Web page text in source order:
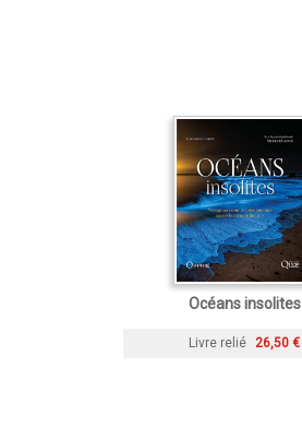
Océans insolites
Livre relié 26,50 €